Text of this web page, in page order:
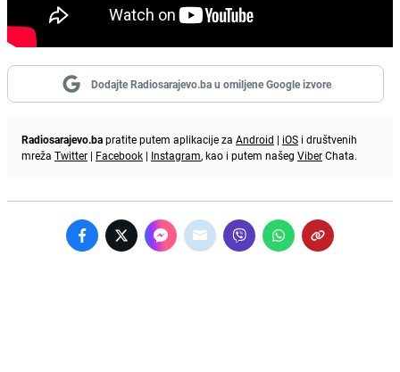
Dodajte Radiosarajevo.ba u omiljene Google izvore
Radiosarajevo.bapratite putem aplikacije za Android | iOS i društvenih
mreža Twitter | Facebook | Instagram, kao i putem našeg ViberChata.